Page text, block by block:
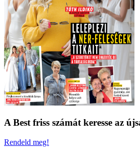
A Best friss számát keresse az
Rendeld meg!